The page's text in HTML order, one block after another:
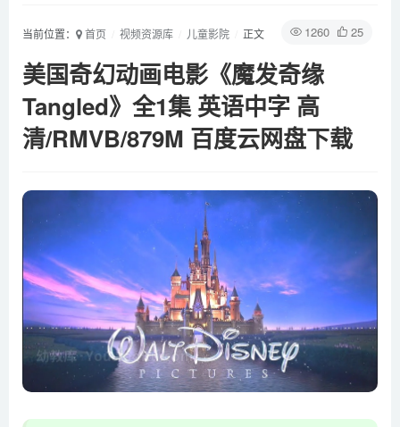
1260 25
当前位置： 首页 视频资源库 儿童影院 正文
美国奇幻动画电影《魔发奇缘
Tangled》全1集 英语中字 高
清/RMVB/879M 百度云网盘下载